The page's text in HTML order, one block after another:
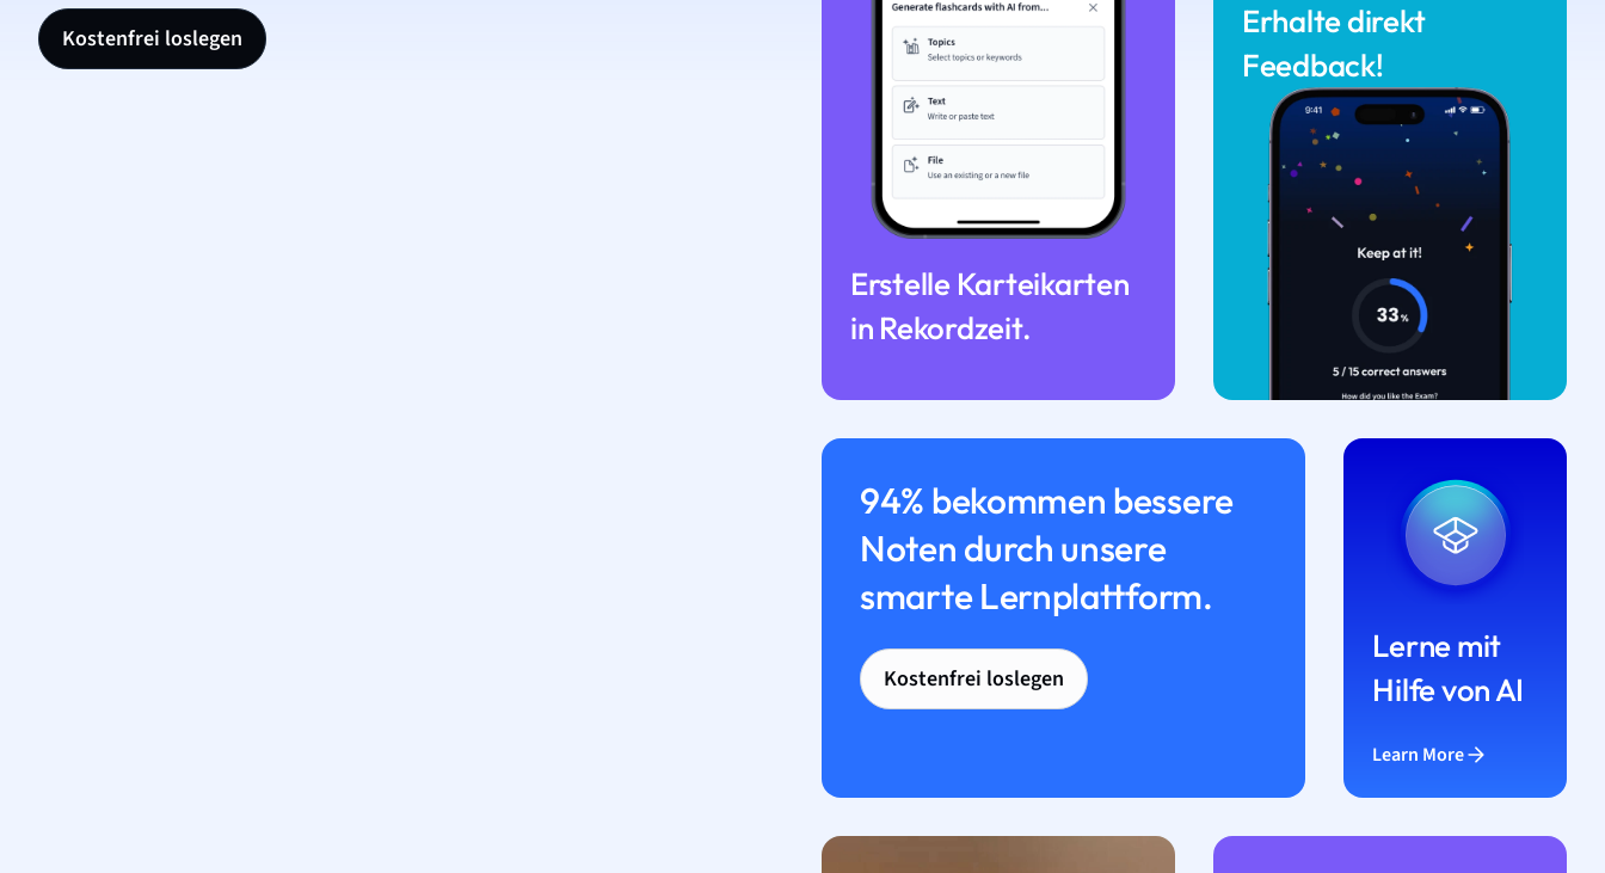
Kostenfrei loslegen
Erstelle Karteikarten
in Rekordzeit.
Erhalte direkt
Feedback!
94% bekommen bessere
Noten durch unsere
smarte Lernplattform.
Kostenfrei loslegen
Lerne mit
Hilfe von AI
Learn More